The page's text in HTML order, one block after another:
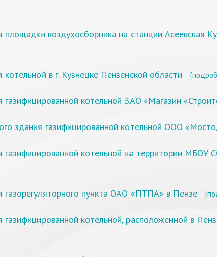
воздухосборника на станции Асеевская
в г. Кузнецке Пензенской области
котельной ЗАО «Магазин
здания газифицированной котельной ООО
газифицированной котельной на территории
газорегуляторного пункта ОАО «ПТПА» в Пензе
котельной, расположенной в